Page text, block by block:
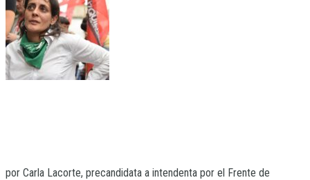
por Carla Lacorte, precandidata a intendenta por el Frente de